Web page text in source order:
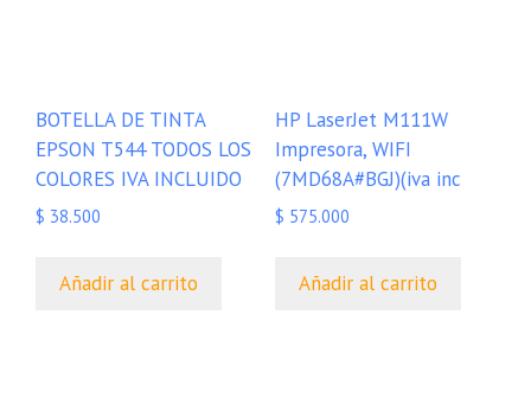
BOTELLA DE TINTA
EPSON T544 TODOS LOS
COLORES IVA INCLUIDO
$ 38.500
Añadir al carrito
HP LaserJet M111W
Impresora, WIFI
(7MD68A#BGJ)(iva inc
$ 575.000
Añadir al carrito